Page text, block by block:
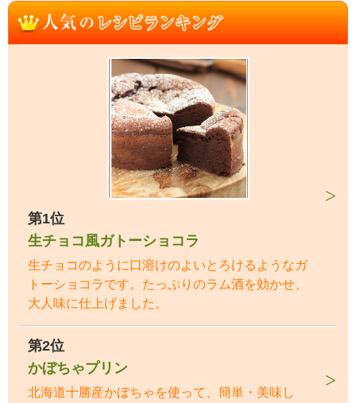
第1位
生チョコ風ガトーショコラ
生チョコのように口溶けのよいとろけるようなガ
トーショコラです。たっぷりのラム酒を効かせ、
大人味に仕上げました。
第2位
かぼちゃプリン
北海道十勝産かぼちゃを使って、簡単・美味し